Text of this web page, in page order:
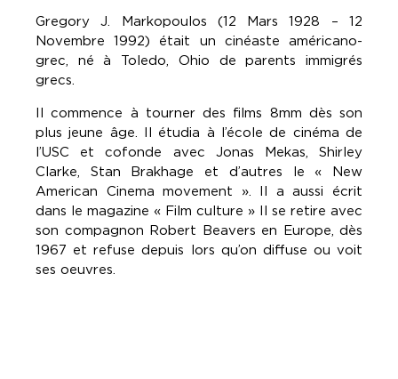
Gregory J. Markopoulos (12 Mars 1928 – 12
Novembre 1992) était un cinéaste américano-
grec, né à Toledo, Ohio de parents immigrés
grecs.
Il commence à tourner des films 8mm dès son
plus jeune âge. Il étudia à l’école de cinéma de
l’USC et cofonde avec Jonas Mekas, Shirley
Clarke, Stan Brakhage et d’autres le « New
American Cinema movement ». Il a aussi écrit
dans le magazine « Film culture » Il se retire avec
son compagnon Robert Beavers en Europe, dès
1967 et refuse depuis lors qu’on diffuse ou voit
ses oeuvres.